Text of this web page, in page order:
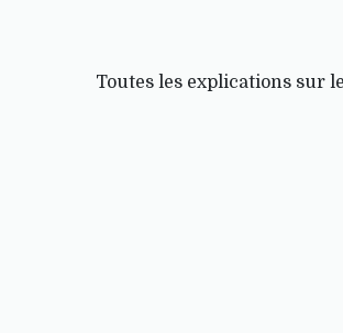
Toutes les explications sur